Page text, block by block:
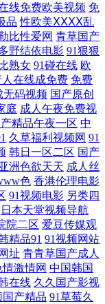
偷综合网 五月天丁香
国产精品网 日韩午夜
院电影 黑丝国产精品
福利视频 日不卡视频
一卡二卡三 午夜影院
文乱幕日产无线码 国
放 97ai蜜桃123com 国
80电影网官网 好姑娘
欧美日韩在线观看二
线免费欧美视频 免
品 性欧美ⅩⅩⅩⅩ乱
比性爱网 青草国产
野结依电影 91狠狠
熟女 91碰在线 欧
人在线成免费 免费
无码视频 国产原创
庭 成人午夜免费视
精品午夜一区 中
久草福利视频网 91
韩日一区二区 国产
洲色欲天天 成人丝
色 香港伦理电影
91视频电影 另类四
日本天堂视频导航
院二区 爱豆传媒观
精品91 91视频网站
址 青青草国产成人
情激情网 中国韩国
在线 久久国产影视
产精品 91草莓久